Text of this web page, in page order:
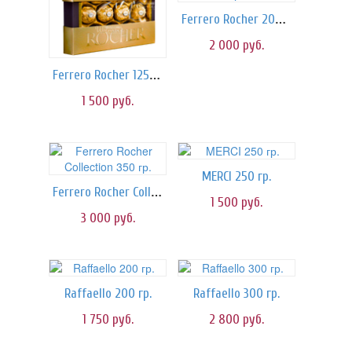
Ferrero Rocher 125 гр.
1 500 руб.
Ferrero Rocher 200 гр.
2 000 руб.
Ferrero Rocher Collection 350 гр.
3 000 руб.
MERCI 250 гр.
1 500 руб.
Raffaello 200 гр.
1 750 руб.
Raffaello 300 гр.
2 800 руб.